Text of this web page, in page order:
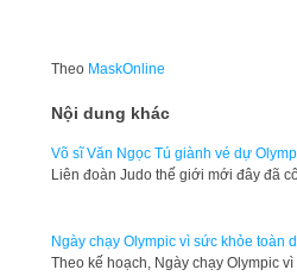
Theo MaskOnline
Nội dung khác
Võ sĩ Văn Ngọc Tú giành vé dự
Liên đoàn Judo thế giới mới đây đã
Ngày chạy Olympic vì sức khỏe toàn
Theo kế hoạch, Ngày chạy Olympic